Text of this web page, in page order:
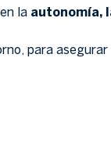
la autonomía,
para asegurar